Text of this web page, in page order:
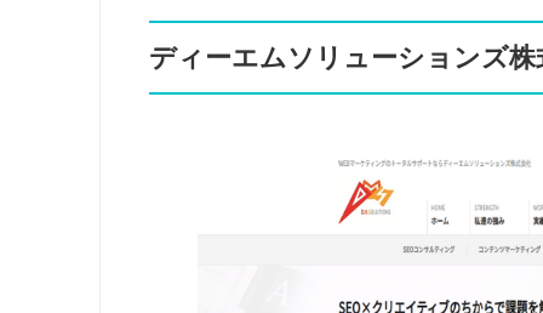
ディーエムソリューションズ株